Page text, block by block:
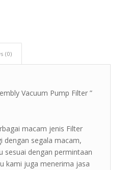
(0)
Vacuum Pump Filter ”
macam jenis Filter
dengan segala macam,
sesuai dengan permintaan
kami juga menerima jasa